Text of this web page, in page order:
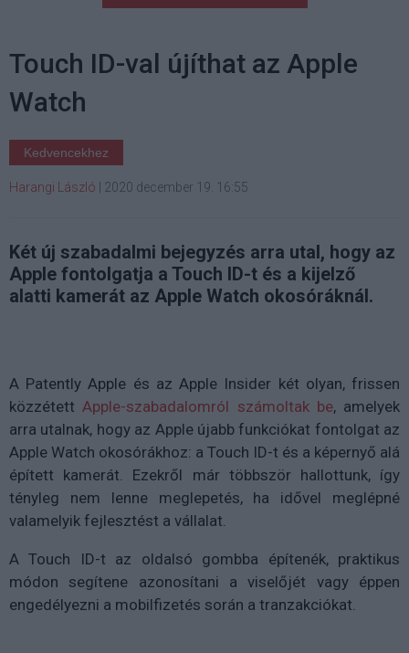
Touch ID-val újíthat az Apple
Watch
Kedvencekhez
Harangi László 2020 december 19. 16:55
Két új szabadalmi bejegyzés arra utal, hogy az
Apple fontolgatja a Touch ID-t és a kijelző
alatti kamerát az Apple Watch okosóráknál.
A Patently Apple és az Apple Insider két olyan, frissen
közzétett Apple-szabadalomról számoltak be, amelyek
arra utalnak, hogy az Apple újabb funkciókat fontolgat az
Apple Watch okosórákhoz: a Touch ID-t és a képernyő alá
épített kamerát. Ezekről már többször hallottunk, így
tényleg nem lenne meglepetés, ha idővel meglépné
valamelyik fejlesztést a vállalat.
A Touch ID-t az oldalsó gombba építenék, praktikus
módon segítene azonosítani a viselőjét vagy éppen
engedélyezni a mobilfizetés során a tranzakciókat.